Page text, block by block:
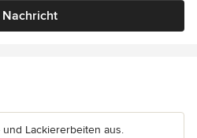
Nachricht
Lackiererbeiten aus.